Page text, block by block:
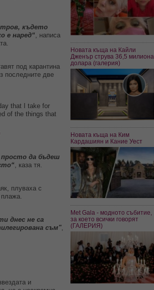
където
е наред“ , написа
под карантина
последните две
that I take for
of the things that
просто да бъдеш
, каза тя.
плуваха с
днес не са
съм"
и
Новата къща на Кайли
Дженър струва 36,5 милиона
долара (галерия)
Новата къща на Ким
Кардашиян и Кание Уест
Met Gala - модното събитие,
за което всички говорят
(ГАЛЕРИЯ)